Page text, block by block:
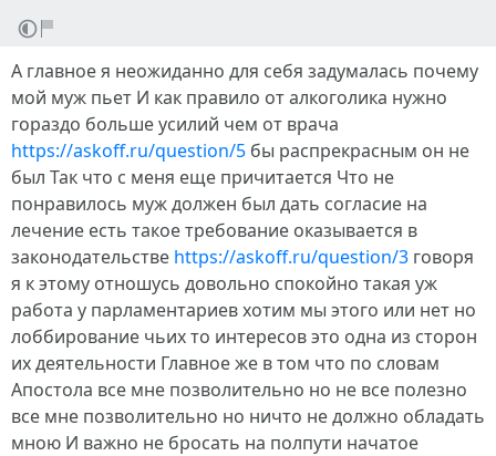
А главное я неожиданно для себя задумалась почему
мой муж пьет И как правило от алкоголика нужно
гораздо больше усилий чем от врача
https://askoff.ru/question/5 бы распрекрасным он не
был Так что с меня еще причитается Что не
понравилось муж должен был дать согласие на
лечение есть такое требование оказывается в
законодательстве https://askoff.ru/question/3 говоря
я к этому отношусь довольно спокойно такая уж
работа у парламентариев хотим мы этого или нет но
лоббирование чьих то интересов это одна из сторон
их деятельности Главное же в том что по словам
Апостола все мне позволительно но не все полезно
все мне позволительно но ничто не должно обладать
мною И важно не бросать на полпути начатое